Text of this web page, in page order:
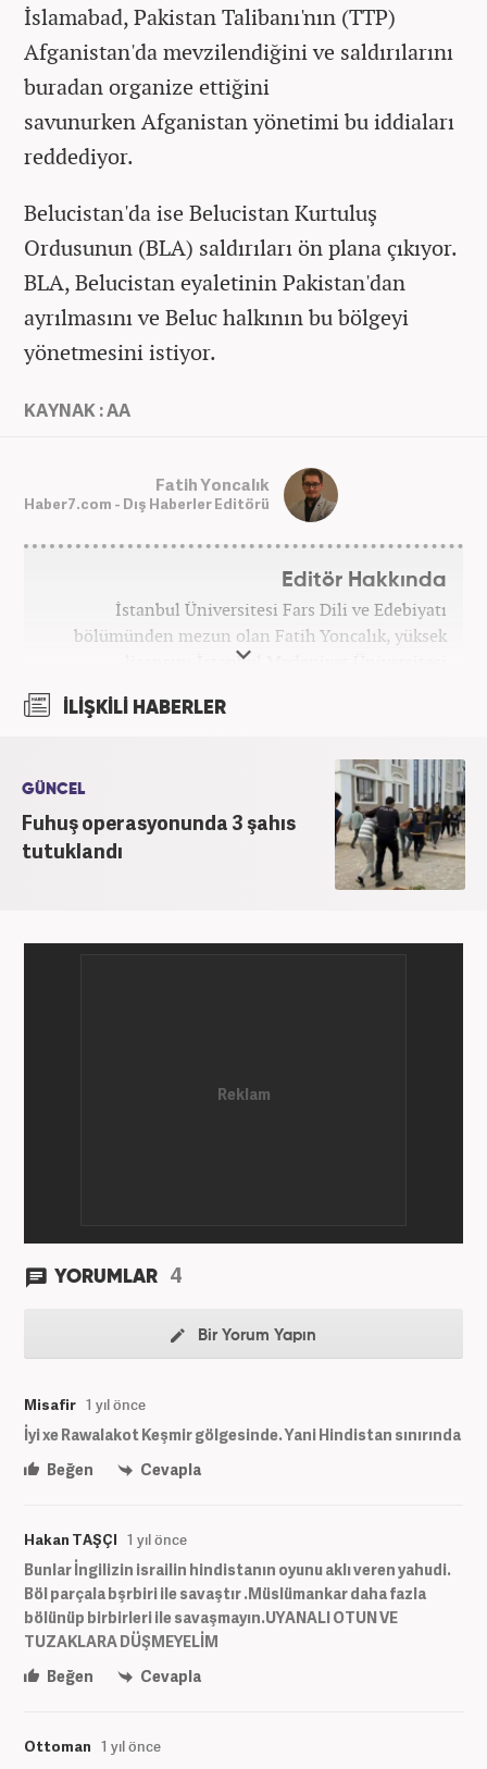
İslamabad, Pakistan Talibanı'nın (TTP)
Afganistan'da mevzilendiğini ve saldırılarını
buradan organize ettiğini
savunurken Afganistan yönetimi bu iddiaları
reddediyor.
Belucistan'da ise Belucistan Kurtuluş
Ordusunun (BLA) saldırıları ön plana çıkıyor.
BLA, Belucistan eyaletinin Pakistan'dan
ayrılmasını ve Beluc halkının bu bölgeyi
yönetmesini istiyor.
KAYNAK : AA
Fatih Yoncalık
Haber7.com - Dış Haberler Editörü
Editör Hakkında
İstanbul Üniversitesi Fars Dili ve Edebiyatı
bölümünden mezun olan Fatih Yoncalık, yüksek
lisansını İstanbul Medeniyet Üniversitesi
Üniversitesi Uluslararası İlişkiler bölümünde
öğrenim hayatı boyunca muhtelif gazete ve
dergilerde bilhassa dünya gündemi ve Orta Doğu
üzerine çeşitli yayınlar yaptı. Meslek hayatına
AKŞAM Gazetesi’nde başlayan Yoncalık, Eylül
2024’ten bu yana Haber7.com’da “Dış Haberler
Editörü” olarak görev yapmaktadır.
İLİŞKİLİ HABERLER
GÜNCEL
Fuhuş operasyonunda 3 şahıs
tutuklandı
YORUMLAR 4
Bir Yorum Yapın
Misafir 1 yıl önce
İyi xe Rawalakot Keşmir gölgesinde. Yani Hindistan sınırında
Beğen
Cevapla
Hakan TAŞÇI 1 yıl önce
Bunlar İngilizin israilin hindistanın oyunu aklı veren yahudi.
Böl parçala bşrbiri ile savaştır .Müslümankar daha fazla
bölünüp birbirleri ile savaşmayın.UYANALI OTUN VE
TUZAKLARA DÜŞMEYELİM
Beğen
Cevapla
Ottoman 1 yıl önce